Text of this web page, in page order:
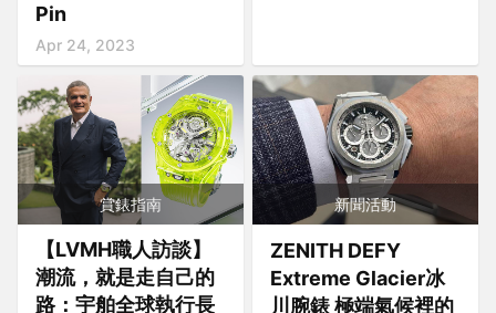
Pin
Apr 24, 2023
賞錶指南
【LVMH職人訪談】
潮流，就是走自己的
路：宇舶全球執行長
新聞活動
ZENITH DEFY
Extreme Glacier冰
川腕錶 極端氣候裡的